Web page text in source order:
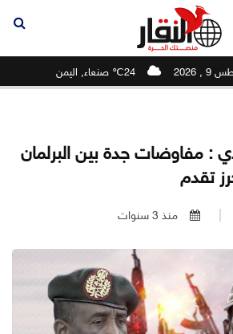
, 2026 24℃ صنعاء, اليمن
: مفاوضات جدة بين البرلمان
تقدم
منذ 3 سنوات